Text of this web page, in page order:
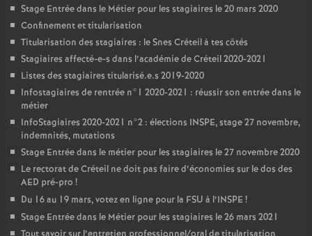
Stage Entrée dans le Métier pour les stagiaires le 20 mars 2020
Confinement et titularisation
Titularisation des stagiaires : le Snes Créteil à tes côtés
Stagiaires affecté-e-s dans l’académie de Créteil 2020-2021
Listes des stagiaires titularisé.e.s 2019-2020
Infostagiaires de rentrée n°1 2020-2021 : réussir son entrée dans le
métier
InfoStagiaires 2020-2021 n°2 : élections INSPE, stage 27 novembre,
indemnités, mutations
Stage Entrée dans le métier pour les stagiaires le 27 novembre 2020
Le rectorat de Créteil ne doit pas faire d’économies sur le dos des
AED pré-pro !
Du 16 au 19 mars, votez en ligne pour la FSU à l’INSPE !
Stage Entrée dans le Métier pour les stagiaires le 26 mars 2021